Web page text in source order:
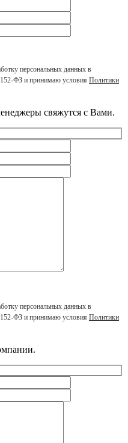
персональных данных в
ФЗ и принимаю условия Политики
свяжутся с Вами.
персональных данных в
ФЗ и принимаю условия Политики